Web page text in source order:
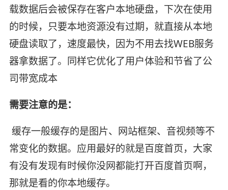
载数据后会被保存在客户本地硬盘，下次在使用
的时候，只要本地资源没有过期，就直接从本地
硬盘读取了，速度最快，因为不用去找WEB服务
器拿数据了。同样它优化了用户体验和节省了公
司带宽成本
需要注意的是：
​ 缓存一般缓存的是图片、网站框架、音视频等不
常变化的数据。应用最好的就是百度首页，大家
有没有发现有时候你没网都能打开百度首页啊，
那就是看的你本地缓存。